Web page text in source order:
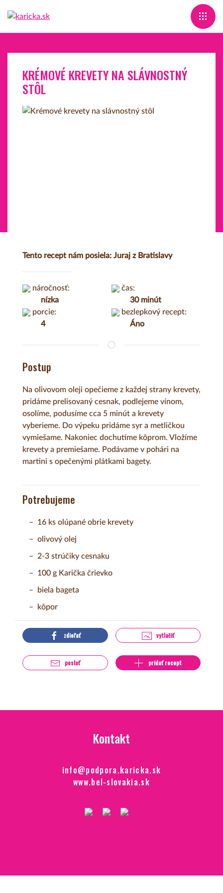
KRÉMOVÉ KREVETY NA SLÁVNOSTNÝ
STÔL
Tento recept nám posiela: Juraj z Bratislavy
náročnosť:
nízka
čas:
30 minút
porcie:
4
bezlepkový recept:
Áno
Postup
Na olivovom oleji opečieme z každej strany krevety,
pridáme prelisovaný cesnak, podlejeme vínom,
osolíme, podusíme cca 5 minút a krevety
vyberieme. Do výpeku pridáme syr a metličkou
vymiešame. Nakoniec dochutíme kôprom. Vložíme
krevety a premiešame. Podávame v pohári na
martini s opečenými plátkami bagety.
Potrebujeme
16 ks olúpané obrie krevety
olivový olej
2-3 strúčiky cesnaku
100 g Karička črievko
biela bageta
kôpor
zdieľať vytlačiť
poslať pridať recept
Kontakt
info@podpora.karicka.sk
www.bel-slovakia.sk